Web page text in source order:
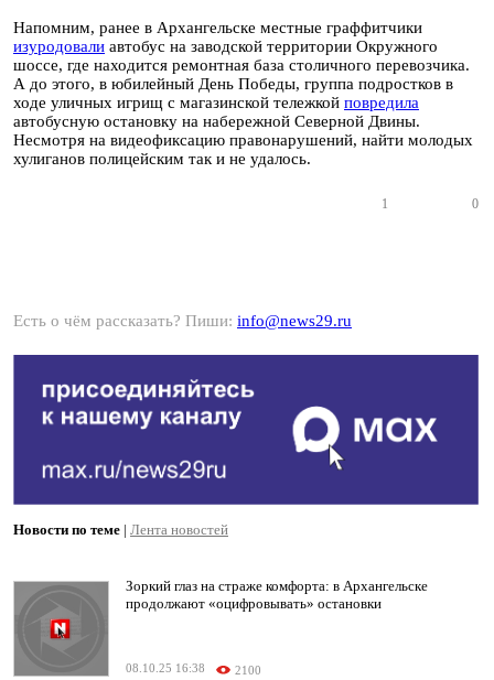
Напомним, ранее в Архангельске местные граффитчики
изуродовали автобус на заводской территории Окружного
шоссе, где находится ремонтная база столичного перевозчика.
А до этого, в юбилейный День Победы, группа подростков в
ходе уличных игрищ с магазинской тележкой повредила
автобусную остановку на набережной Северной Двины.
Несмотря на видеофиксацию правонарушений, найти молодых
хулиганов полицейским так и не удалось.
1 0
Есть о чём рассказать? Пиши: info@news29.ru
Новости по теме | Лента новостей
Зоркий глаз на страже комфорта: в Архангельске
продолжают «оцифровывать» остановки
08.10.25 16:38 2100